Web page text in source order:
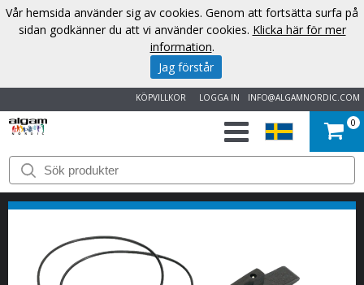
INFO@ALGAMNORDIC.COM
LOGGA IN
KÖPVILLKOR
START
VARUMÄRKEN
NYHETER
0
Vår hemsida använder sig av cookies. Genom att fortsätta surfa på
sidan godkänner du att vi använder cookies. Klicka här för mer
information.
Jag förstår